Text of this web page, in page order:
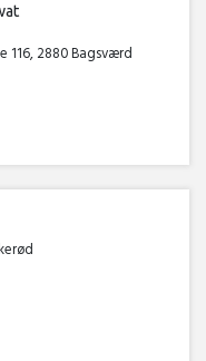
116, 2880 Bagsværd